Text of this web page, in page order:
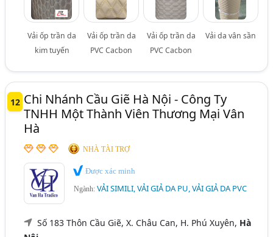
Vải ốp trần da
kim tuyến
Vải ốp trần da
PVC Cacbon
Vải ốp trần da
PVC Cacbon
Vải da vân sần
12 Chi Nhánh Cầu Giẽ Hà Nội - Công Ty
TNHH Một Thành Viên Thương Mại Vân
Hà
NHÀ TÀI TRỢ
Được xác minh
Ngành:VẢI SIMILI, VẢI GIẢ DA PU, VẢI GIẢ DA PVC
Số 183 Thôn Cầu Giẽ, X. Châu Can, H. Phú Xuyên, Hà